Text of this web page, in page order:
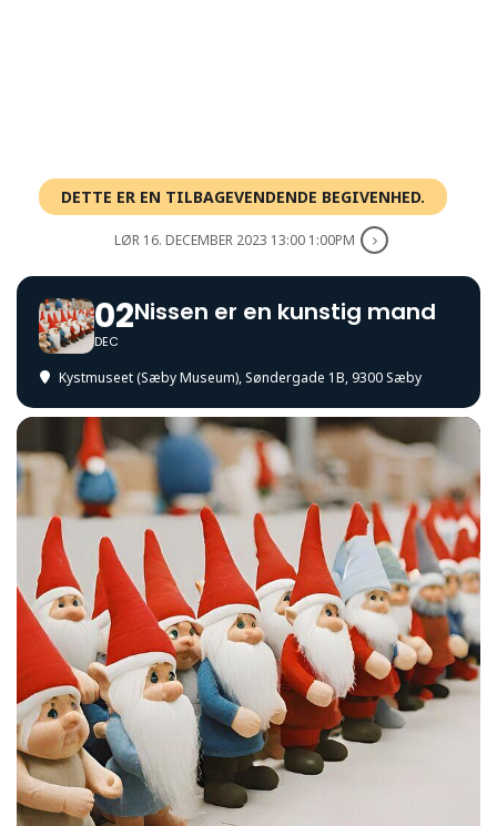
DETTE ER EN TILBAGEVENDENDE BEGIVENHED.
LØR 16. DECEMBER 2023 13:00 1:00PM
02
DEC
Nissen er en kunstig mand
Kystmuseet (Sæby Museum), Søndergade 1B, 9300 Sæby